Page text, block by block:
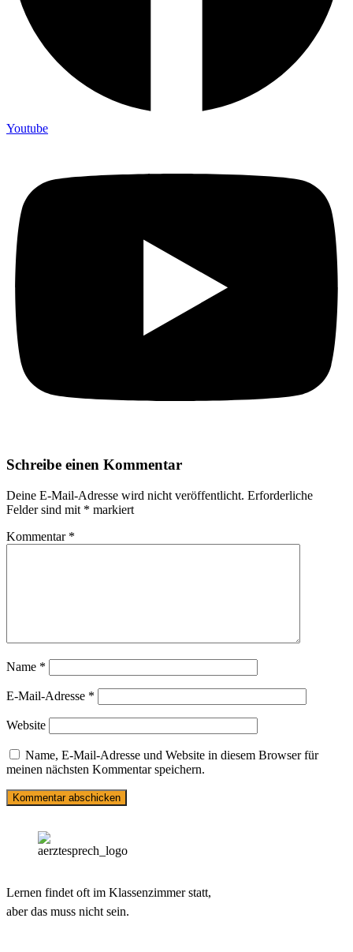
Youtube
Schreibe einen Kommentar
Deine E-Mail-Adresse wird nicht veröffentlicht. Erforderliche
Felder sind mit * markiert
Kommentar *
Name *
E-Mail-Adresse *
Website
Name, E-Mail-Adresse und Website in diesem Browser für
meinen nächsten Kommentar speichern.
Lernen findet oft im Klassenzimmer statt,
aber das muss nicht sein.